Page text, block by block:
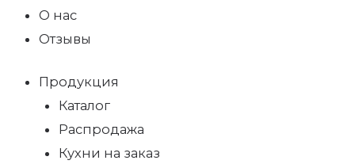
О нас
Отзывы
Продукция
Каталог
Распродажа
Кухни на заказ